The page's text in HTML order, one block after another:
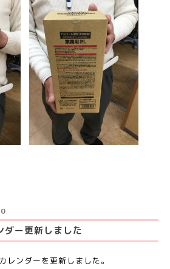
ダー更新しました
ンダーを更新しました。